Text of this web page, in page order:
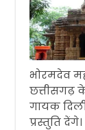
भोरमदेव
छत्तीसगढ़
गायक
प्रस्तुति देंगे।